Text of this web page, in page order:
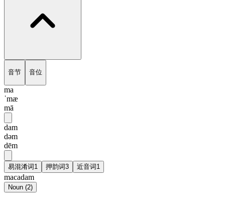
音节 音位
ma
ˈmæ
mā
dam
dəm
dēm
易混淆词1 押韵词3 近音词1
macadam
Noun (2)